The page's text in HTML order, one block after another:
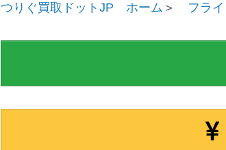
つりぐ買取ドットJP ホーム ＞ フラ